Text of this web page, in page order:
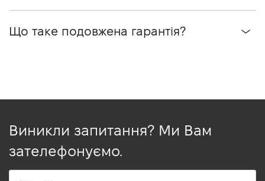
Що таке подовжена гарантія?
Виникли запитання? Ми Вам
зателефонуємо.